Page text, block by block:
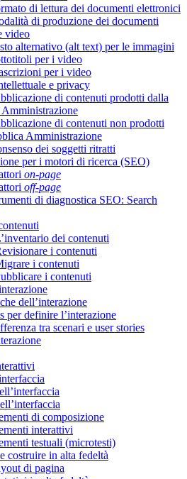
di lettura dei documenti elettronici
di produzione dei documenti
video
alternativo (alt text) per le immagini
per i video
per i video
e privacy
di contenuti prodotti dalla
di contenuti non prodotti
Amministrazione
dei soggetti ritratti
per i motori di ricerca (SEO)
on-page
off-page
di diagnostica SEO: Search
dei contenuti
i contenuti
i contenuti
i contenuti
dell’interazione
per definire l’interazione
tra scenari e user stories
di composizione
interattivi
testuali (microtesti)
costruire in alta fedeltà
di pagina